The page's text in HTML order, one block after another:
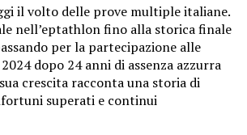
il volto delle prove multiple italiane.
nell’eptathlon fino alla storica finale
per la partecipazione alle
dopo 24 anni di assenza azzurra
crescita racconta una storia di
superati e continui